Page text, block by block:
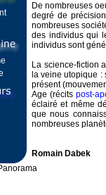
De nombreuses
degré de
nombreuses
des individus qui
individus sont
La science-fiction
la veine utopique
présent
Age (récits post-
éclairé et même
que nous
nombreuses
Romain Dabek